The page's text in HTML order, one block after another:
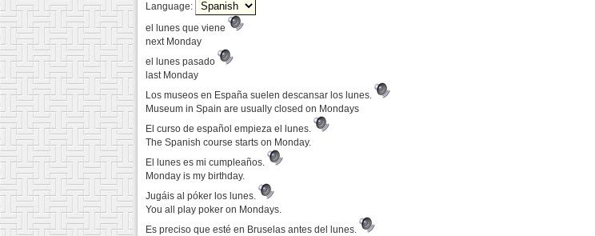
Language:
el lunes que viene
next Monday
el lunes pasado
last Monday
Los museos en España suelen descansar los lunes.
Museum in Spain are usually closed on Mondays
El curso de español empieza el lunes.
The Spanish course starts on Monday.
El lunes es mi cumpleaños.
Monday is my birthday.
Jugáis al póker los lunes.
You all play poker on Mondays.
Es preciso que esté en Bruselas antes del lunes.